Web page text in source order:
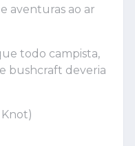
aventuras ao ar
todo campista,
bushcraft deveria